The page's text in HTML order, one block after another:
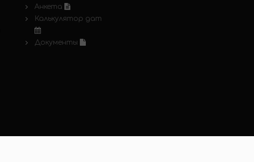
Анкета
Калькулятор дат
Документы